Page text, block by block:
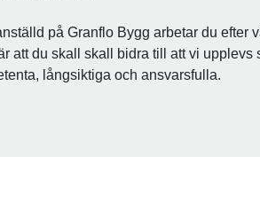
på Granflo Bygg arbetar du efter
att du skall skall bidra till att vi upplevs
långsiktiga och ansvarsfulla.